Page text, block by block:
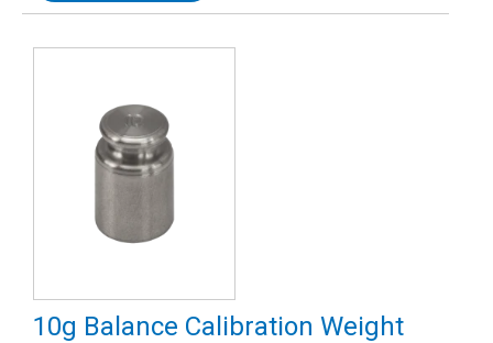
10g Balance Calibration Weight